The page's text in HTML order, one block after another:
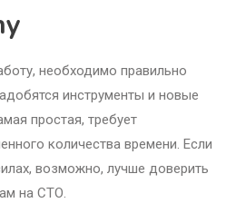
необходимо правильно
инструменты и новые
простая, требует
количества времени. Если
возможно, лучше доверить
на СТО.